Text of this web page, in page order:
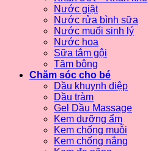
Nước giặt
Nước rửa bình sữa
Nước muối sinh lý
Nước hoa
Sữa tắm gội
Tăm bông
Chăm sóc cho bé
Dầu khuynh diệp
Dầu tràm
Gel Dầu Massage
Kem dưỡng ẩm
Kem chống muỗi
Kem chống nắng